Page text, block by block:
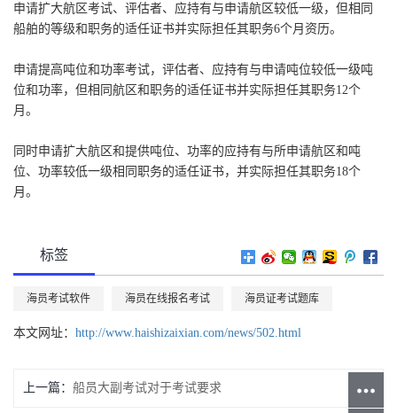
申请扩大航区考试、评估者、应持有与申请航区较低一级，但相同
船舶的等级和职务的适任证书并实际担任其职务6个月资历。
申请提高吨位和功率考试，评估者、应持有与申请吨位较低一级吨
位和功率，但相同航区和职务的适任证书并实际担任其职务12个
月。
同时申请扩大航区和提供吨位、功率的应持有与所申请航区和吨
位、功率较低一级相同职务的适任证书，并实际担任其职务18个
月。
标签
海员考试软件 海员在线报名考试 海员证考试题库
本文网址： http://www.haishizaixian.com/news/502.html
上一篇： 船员大副考试对于考试要求